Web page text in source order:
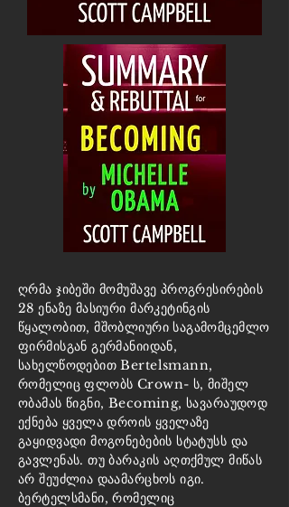
ღრმა ჯიბეში მომუშავე პროგრესირების
28 ენაზე მასიური მარკეტინგის
წყალობით, მშობლიური საგამომცემლო
ფირმისგან გერმანიიდან,
სახელწოდებით Bertelsmann,
რომელიც ფლობს Crown- ს, მიშელ
ობამას წიგნი, Becoming, სავარაუდოდ
ექნება ყველა დროის ყველაზე
გაყიდვადი მოგონებების სტატუსს და
გავლენას. თუ ბარაკის აღთქმულ მიწას
არ შეუძლია დაამარცხოს იგი.
ბერტელსმანი, რომელიც